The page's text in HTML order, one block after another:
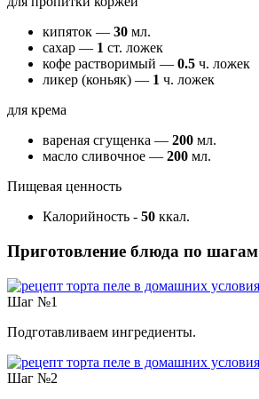
кипяток — 30 мл.
сахар — 1 ст. ложек
кофе растворимый — 0.5 ч. ложек
ликер (коньяк) — 1 ч. ложек
для крема
вареная сгущенка — 200 мл.
масло сливочное — 200 мл.
Пищевая ценность
Калорийность - 50 ккал.
Приготовление блюда по шагам
Шаг №1
Подготавливаем ингредиенты.
Шаг №2